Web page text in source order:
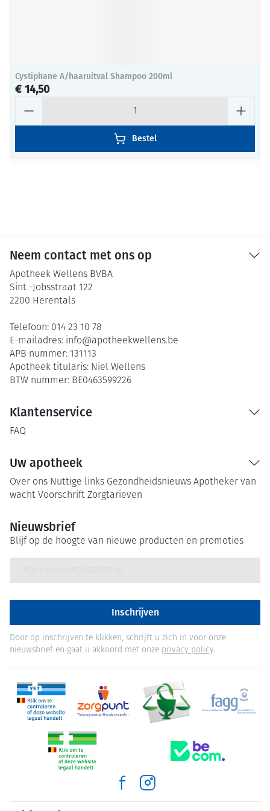
Cystiphane A/haaruitval Shampoo 200ml
€ 14,50
Bestel
Neem contact met ons op
Apotheek Wellens BVBA
Sint -Jobsstraat 122
2200 Herentals
Telefoon: 014 23 10 78
E-mailadres: info@apotheekwellens.be
APB nummer: 131113
Apotheek titularis: Niel Wellens
BTW nummer: BE0463599226
Klantenservice
FAQ
Uw apotheek
Over ons Nuttige links Gezondheidsnieuws Apotheker van
wacht Voorschrift Zorgtarieven
Nieuwsbrief
Blijf op de hoogte van nieuwe producten en promoties
Inschrijven
Door op inschrijven te klikken, schrijft u zich in voor onze
nieuwsbrief en gaat u akkoord met onze privacy policy.